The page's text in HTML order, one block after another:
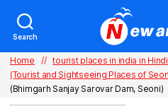
Search
Home // tourist places in india in Hindi
(Tourist and Sightseeing Places of
(Bhimgarh Sanjay Sarovar Dam, Seoni)